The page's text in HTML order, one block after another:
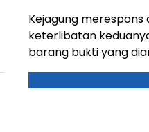
Kejagung merespons
keterlibatan
barang bukti yang